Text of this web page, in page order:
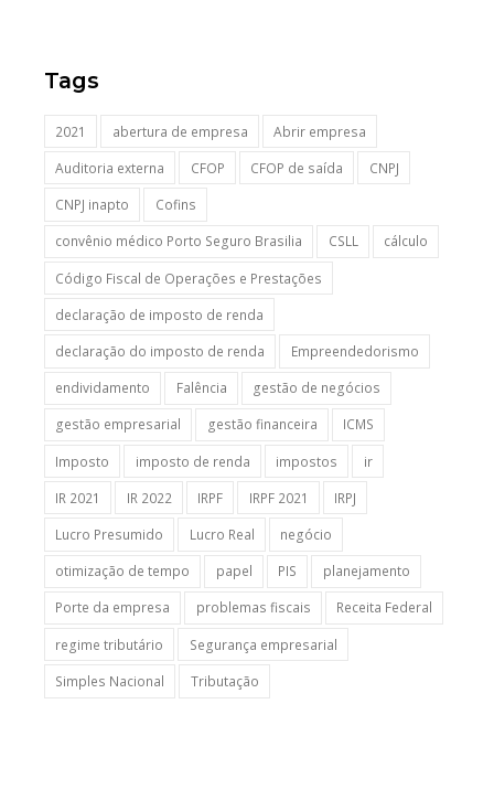
Tags
2021 abertura de empresa
Abrir empresa
Auditoria externa
CFOP CFOP de saída
CNPJ
CNPJ inapto
Cofins
convênio médico Porto Seguro Brasilia
CSLL
cálculo
Código Fiscal de Operações e Prestações
declaração de imposto de renda
declaração do imposto de renda
Empreendedorismo
endividamento
Falência
gestão de negócios
gestão empresarial
gestão financeira
ICMS
Imposto
imposto de renda impostos
ir
IR 2021
IR 2022 IRPF IRPF 2021
IRPJ
Lucro Presumido
Lucro Real
negócio
otimização de tempo
papel PIS
planejamento
Porte da empresa
problemas fiscais
Receita Federal
regime tributário
Segurança empresarial
Simples Nacional
Tributação